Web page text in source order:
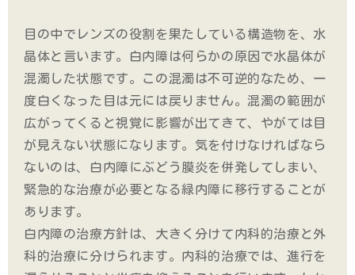
目の中でレンズの役割を果たしている構造物を、水
晶体と言います。白内障は何らかの原因で水晶体が
混濁した状態です。この混濁は不可逆的なため、一
度白くなった目は元には戻りません。混濁の範囲が
広がってくると視覚に影響が出てきて、やがては目
が見えない状態になります。気を付けなければなら
ないのは、白内障にぶどう膜炎を併発してしまい、
緊急的な治療が必要となる緑内障に移行することが
あります。
白内障の治療方針は、大きく分けて内科的治療と外
科的治療に分けられます。内科的治療では、進行を